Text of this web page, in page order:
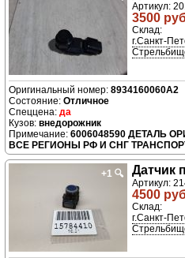
Артикул:
3500
Склад:
г.Санкт-
8934160060A2
Отличное
да
внедорожник
6006048590 ДЕТАЛЬ
ВСЕ РЕГИОНЫ РФ И СНГ
+1 🔍 Датчик
Артикул:
4500
Склад:
г.Санкт-